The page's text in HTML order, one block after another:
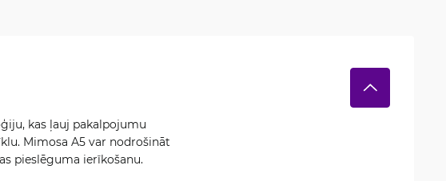
kas ļauj pakalpojumu
Mimosa A5 var nodrošināt
pieslēguma ierīkošanu.